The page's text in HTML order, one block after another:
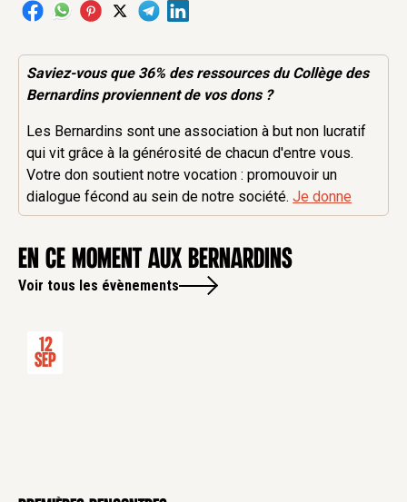
Saviez-vous que 36% desressourcesdu Collège des
Bernardins proviennent de vos dons ?
Les Bernardins sont une association à but non lucratif
qui vit grâce à la générosité de chacun d'entre vous.
Votre don soutient notre vocation : promouvoir un
dialogue fécond au sein de notre société.Je donne
en ce moment aux Bernardins
Voir tous les évènements
12
Sep